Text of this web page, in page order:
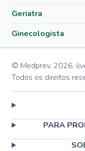
Geriatra
Ginecologista
© Medprev, 2026,
Todos os direitos
PARA